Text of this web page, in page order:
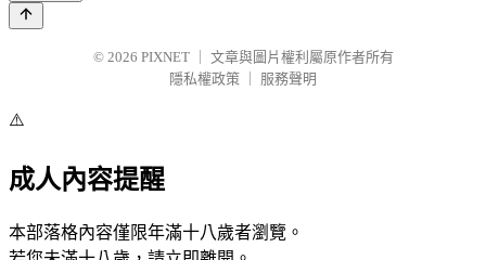
© 2026 PIXNET
文章與圖片權利屬原作者所有
隱私權政策
服務聲明
⚠️
成人內容提醒
本部落格內容僅限年滿十八歲者瀏覽。